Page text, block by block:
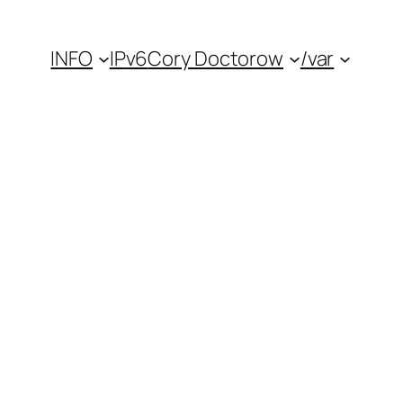
INFO IPv6Cory Doctorow /var